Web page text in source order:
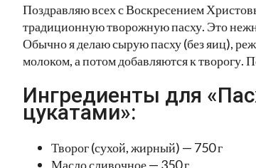
Поздравляю всех с Воскресением
традиционную творожную пасху. Это
Обычно я делаю сырую пасху (без яиц),
молоком, а потом добавляются к творогу.
Ингредиенты для
цукатами»:
Творог (сухой, жирный) — 750 г
Масло сливочное — 350 г